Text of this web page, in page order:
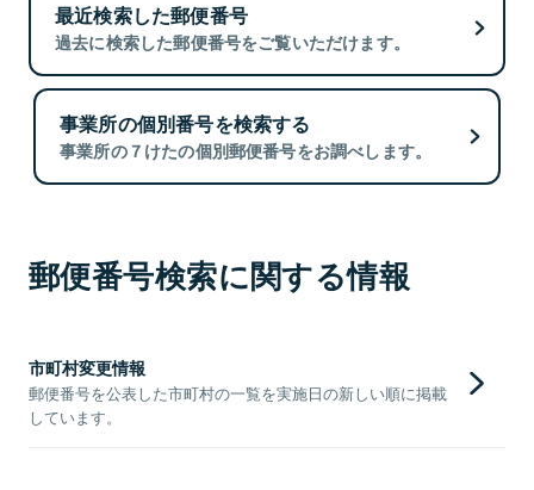
最近検索した郵便番号
過去に検索した郵便番号をご覧いただけます。
事業所の個別番号を検索する
事業所の７けたの個別郵便番号をお調べします。
郵便番号検索に関する情報
市町村変更情報
郵便番号を公表した市町村の一覧を実施日の新しい順に掲載
しています。